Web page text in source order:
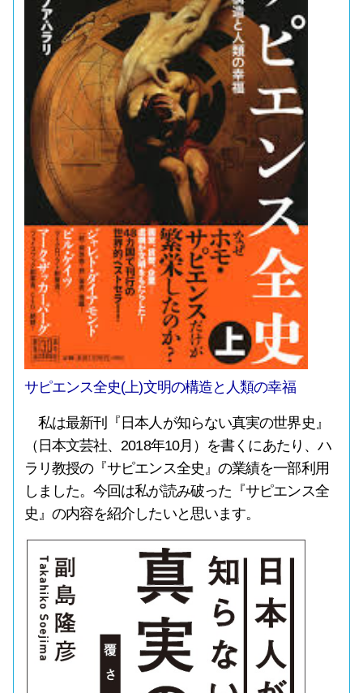
サピエンス全史(上)文明の構造と人類の幸福
私は最新刊『日本人が知らない真実の世界史』
（日本文芸社、2018年10月）を書くにあたり、ハ
ラリ教授の『サピエンス全史』の業績を一部利用
しました。今回は私が読み破った『サピエンス全
史』の内容を紹介したいと思います。